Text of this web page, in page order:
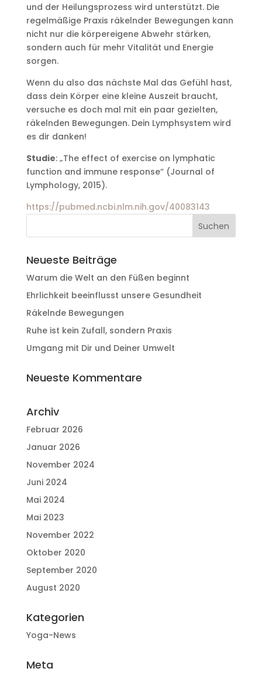
und der Heilungsprozess wird unterstützt. Die
regelmäßige Praxis räkelnder Bewegungen kann
nicht nur die körpereigene Abwehr stärken,
sondern auch für mehr Vitalität und Energie
sorgen.
Wenn du also das nächste Mal das Gefühl hast,
dass dein Körper eine kleine Auszeit braucht,
versuche es doch mal mit ein paar gezielten,
räkelnden Bewegungen. Dein Lymphsystem wird
es dir danken!
Studie: „The effect of exercise on lymphatic
function and immune response“ (Journal of
Lymphology, 2015).
https://pubmed.ncbi.nlm.nih.gov/40083143
Neueste Beiträge
Warum die Welt an den Füßen beginnt
Ehrlichkeit beeinflusst unsere Gesundheit
Räkelnde Bewegungen
Ruhe ist kein Zufall, sondern Praxis
Umgang mit Dir und Deiner Umwelt
Neueste Kommentare
Archiv
Februar 2026
Januar 2026
November 2024
Juni 2024
Mai 2024
Mai 2023
November 2022
Oktober 2020
September 2020
August 2020
Kategorien
Yoga-News
Meta